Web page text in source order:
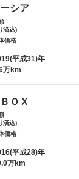
シア
済込)
価格
平成31)年
万km
ＯＸ
済込)
価格
平成28)年
万km